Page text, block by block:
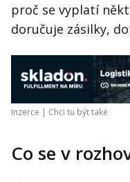
proč se vyplatí
doručuje zásilky,
Inzerce | Chci tu být také
Co se v